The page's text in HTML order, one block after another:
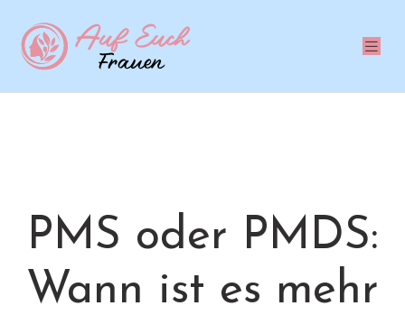
PMS oder PMDS:
Wann ist es mehr